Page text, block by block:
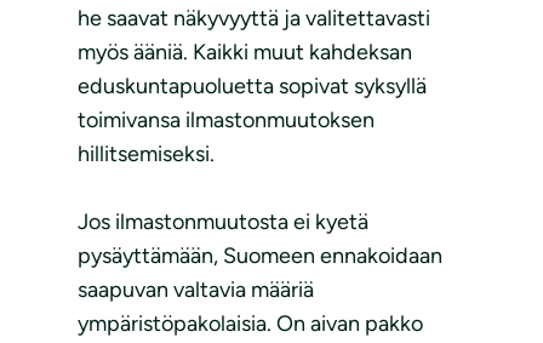
he saavat näkyvyyttä ja valitettavasti
myös ääniä. Kaikki muut kahdeksan
eduskuntapuoluetta sopivat syksyllä
toimivansa ilmastonmuutoksen
hillitsemiseksi.
Jos ilmastonmuutosta ei kyetä
pysäyttämään, Suomeen ennakoidaan
saapuvan valtavia määriä
ympäristöpakolaisia. On aivan pakko